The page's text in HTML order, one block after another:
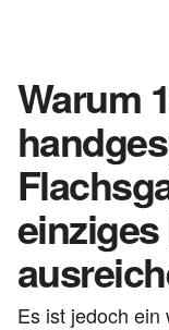
Warum
Es ist jedoch